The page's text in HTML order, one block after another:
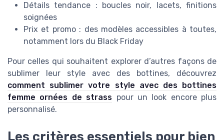
Détails tendance : boucles noir, lacets, finitions
soignées
Prix et promo : des modèles accessibles à toutes,
notamment lors du Black Friday
Pour celles qui souhaitent explorer d’autres façons de
sublimer leur style avec des bottines, découvrez
comment sublimer votre style avec des bottines
femme ornées de strass pour un look encore plus
personnalisé.
Les critères essentiels pour bien